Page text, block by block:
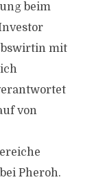
beim
mit
von
Pheroh.